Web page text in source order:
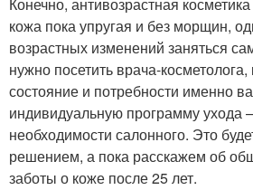
Конечно, антивозрастная
кожа пока упругая и без морщин,
возрастных изменений заняться
нужно посетить врача-
состояние и потребности именно
индивидуальную программу ухода
необходимости салонного. Это
решением, а пока расскажем об
заботы о коже после 25 лет.